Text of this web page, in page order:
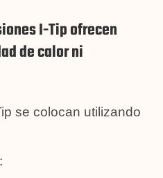
I-Tip ofrecen
de calor ni
se colocan utilizando